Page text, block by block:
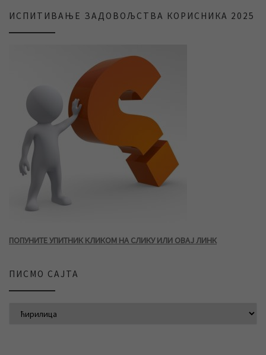
ИСПИТИВАЊЕ ЗАДОВОЉСТВА КОРИСНИКА 2025
ПОПУНИТЕ УПИТНИК КЛИКОМ НА СЛИКУ ИЛИ ОВАЈ ЛИНК
ПИСМО САЈТА